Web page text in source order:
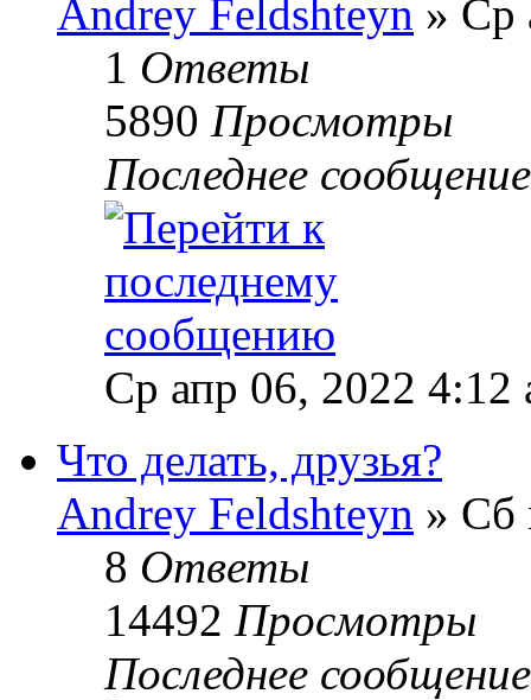
Andrey Feldshteyn » Ср
1 Ответы
5890 Просмотры
Последнее
Ср апр 06, 2022 4:12
Что делать, друзья?
Andrey Feldshteyn » Сб
8 Ответы
14492 Просмотры
Последнее